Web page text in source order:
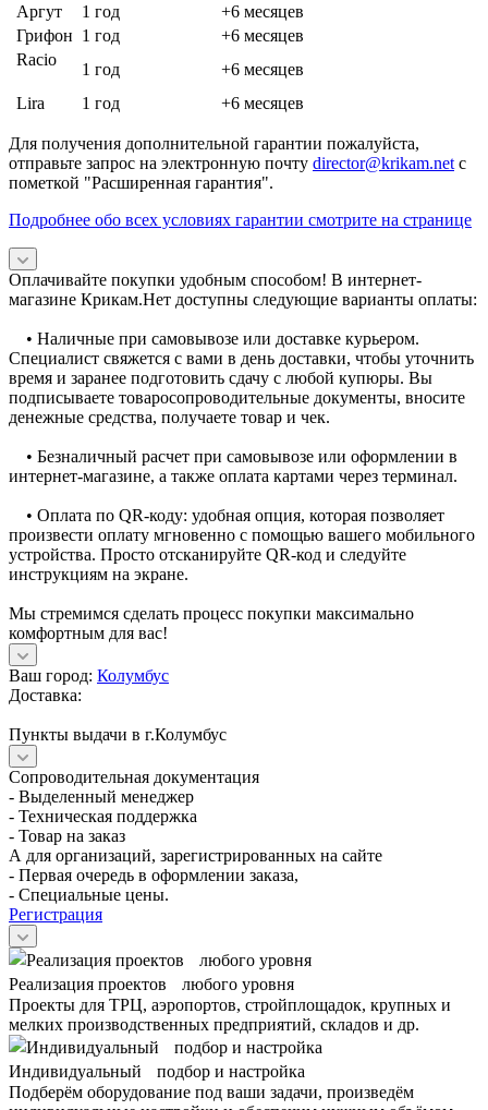
Аргут
1 год
+6 месяцев
Грифон 1 год
+6 месяцев
Racio
1 год
+6 месяцев
Lira
1 год +6 месяцев
Для получения дополнительной гарантии пожалуйста,
отправьте запрос на электронную почту director@krikam.net с
пометкой "Расширенная гарантия".
Подробнее обо всех условиях гарантии смотрите на странице
Оплачивайте покупки удобным способом! В интернет-
магазине Крикам.Нет доступны следующие варианты оплаты:
• Наличные при самовывозе или доставке курьером.
Специалист свяжется с вами в день доставки, чтобы уточнить
время и заранее подготовить сдачу с любой купюры. Вы
подписываете товаросопроводительные документы, вносите
денежные средства, получаете товар и чек.
• Безналичный расчет при самовывозе или оформлении в
интернет-магазине, а также оплата картами через терминал.
• Оплата по QR-коду: удобная опция, которая позволяет
произвести оплату мгновенно с помощью вашего мобильного
устройства. Просто отсканируйте QR-код и следуйте
инструкциям на экране.
Мы стремимся сделать процесс покупки максимально
комфортным для вас!
Ваш город: Колумбус
Доставка:
Пункты выдачи в г.Колумбус
Сопроводительная документация
- Выделенный менеджер
- Техническая поддержка
- Товар на заказ
А для организаций, зарегистрированных на сайте
- Первая очередь в оформлении заказа,
- Специальные цены.
Регистрация
Реализация проектов любого уровня
Проекты для ТРЦ, аэропортов, стройплощадок, крупных и
мелких производственных предприятий, складов и др.
Индивидуальный подбор и настройка
Подберём оборудование под ваши задачи, произведём